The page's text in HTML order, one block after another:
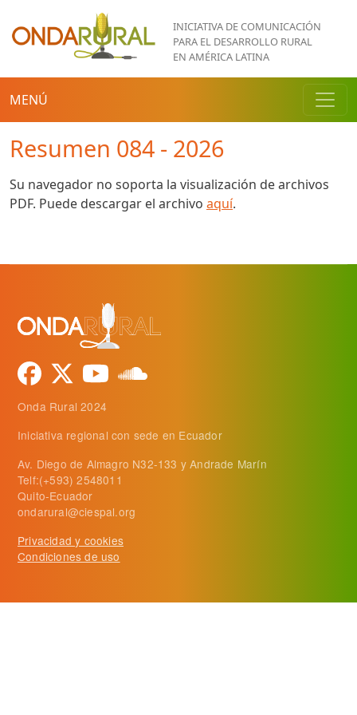
Pasar al contenido principal
INICIATIVA DE COMUNICACIÓN
PARA EL DESARROLLO RURAL
EN AMÉRICA LATINA
MENÚ
Resumen 084 - 2026
Su navegador no soporta la visualización de archivos
PDF. Puede descargar el archivo aquí.
Onda Rural 2024
Iniciativa regional con sede en Ecuador
Av. Diego de Almagro N32-133 y Andrade Marín
Telf:(+593) 2548011
Quito-Ecuador
ondarural@ciespal.org
Privacidad y cookies
Condiciones de uso